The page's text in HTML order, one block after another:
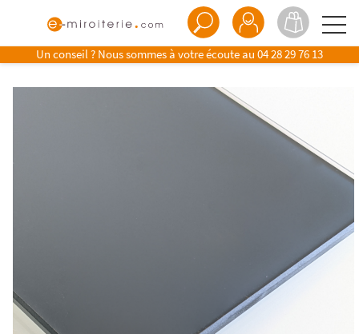
Un conseil ? Nous sommes à votre écoute au 04 28 29 76 13